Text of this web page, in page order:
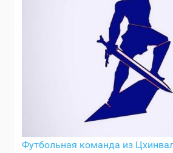
Футбольная команда из